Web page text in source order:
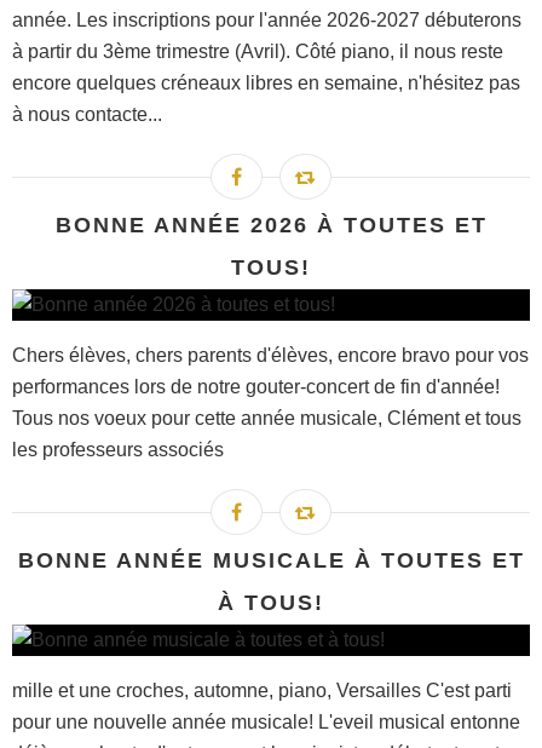
année. Les inscriptions pour l'année 2026-2027 débuterons
à partir du 3ème trimestre (Avril). Côté piano, il nous reste
encore quelques créneaux libres en semaine, n'hésitez pas
à nous contacte...
BONNE ANNÉE 2026 À TOUTES ET
TOUS!
Chers élèves, chers parents d'élèves, encore bravo pour vos
performances lors de notre gouter-concert de fin d'année!
Tous nos voeux pour cette année musicale, Clément et tous
les professeurs associés
BONNE ANNÉE MUSICALE À TOUTES ET
À TOUS!
mille et une croches, automne, piano, Versailles C'est parti
pour une nouvelle année musicale! L'eveil musical entonne